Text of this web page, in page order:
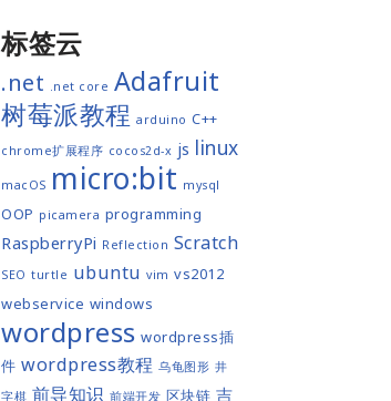
标签云
.net .net core Adafruit
树莓派教程 arduino C++
chrome扩展程序 cocos2d-x js linux
macOS micro:bit mysql
OOP picamera programming
RaspberryPi Reflection Scratch
SEO turtle ubuntu vim vs2012
webservice windows
wordpress wordpress插
件 wordpress教程 乌龟图形 井
字棋 前导知识 前端开发 区块链 吉